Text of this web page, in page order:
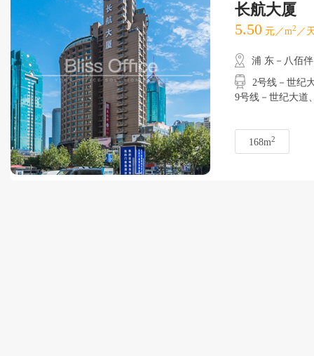
长航大厦
5.50 元／m2 ／
浦 东－八佰伴
2号线－世纪大
9号线－世纪大道
168m2